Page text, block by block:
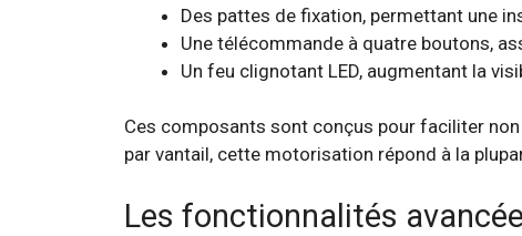
Des pattes de fixation, permettant une
Une télécommande à quatre boutons,
Un feu clignotant LED, augmentant la
Ces composants sont conçus pour faciliter
par vantail, cette motorisation répond à la
Les fonctionnalités